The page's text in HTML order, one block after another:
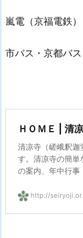
嵐電（京福電鉄
市バス・京都バ
ＨＯＭＥ | 清
清凉寺（嵯峨釈迦
す。清凉寺の簡単
の案内、年中行事
http://